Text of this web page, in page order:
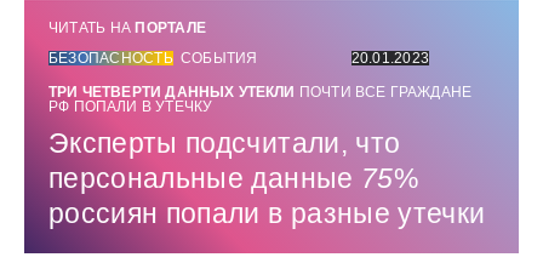
ЧИТАТЬ НА ПОРТАЛЕ
БЕЗОПАСНОСТЬ СОБЫТИЯ
20.01.2023
ТРИ ЧЕТВЕРТИ ДАННЫХ УТЕКЛИ ПОЧТИ ВСЕ ГРАЖДАНЕ
РФ ПОПАЛИ В УТЕЧКУ
Эксперты подсчитали, что
персональные данные 75%
россиян попали в разные утечки